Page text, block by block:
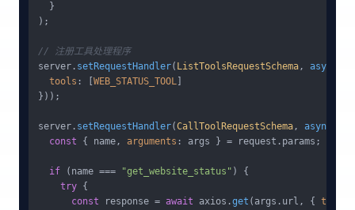
  }
);
// 注册工具处理程序
server. setRequestHandler( ListToolsRequestSchema, async
tools : [ WEB_STATUS_TOOL
}));
server. setRequestHandler(CallToolRequestSchema, async
const { name, arguments : args } = request. params ;
if (name === "get_website_status" ) {
try {
const response = await axios.get (args. url , {